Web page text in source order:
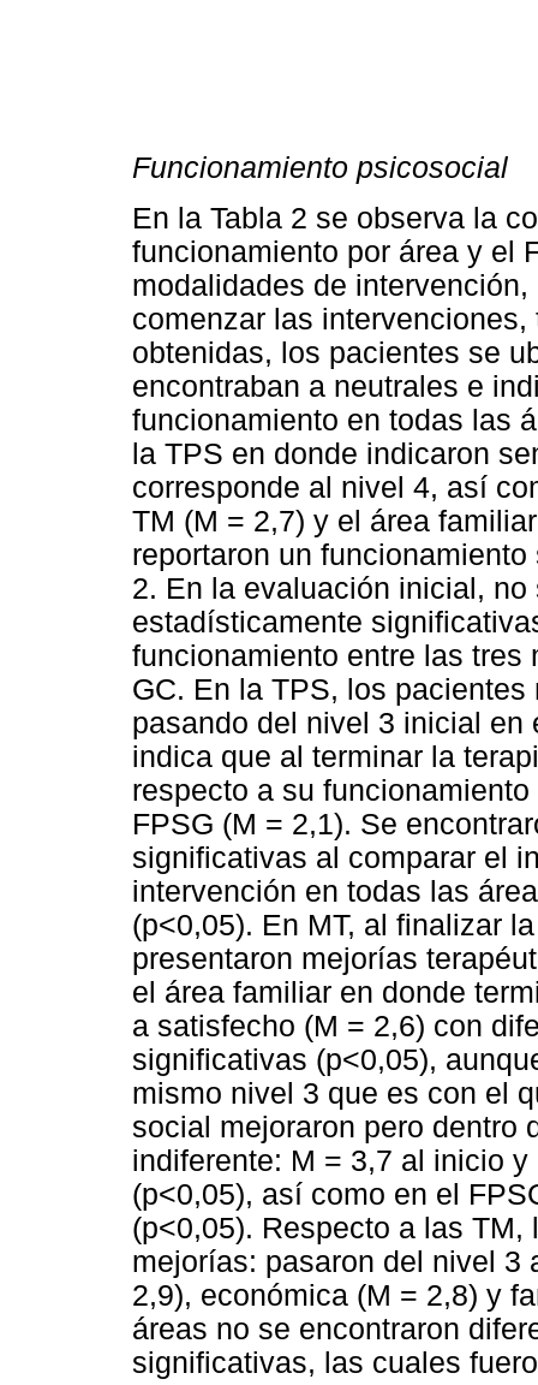
Funcionamiento psicosocial
En la Tabla 2 se observa la
funcionamiento por área y el
modalidades de
comenzar las
obtenidas, los pacientes se
encontraban a neutrales e
funcionamiento en todas las
la TPS en donde indicaron
corresponde al nivel 4, así
TM (M = 2,7) y el área
reportaron un
2. En la evaluación inicial,
estadísticamente
funcionamiento entre las
GC. En la TPS, los
pasando del nivel 3 inicial en
indica que al terminar la
respecto a su
FPSG (M = 2,1). Se
significativas al comparar el
intervención en todas las
(p<0,05). En MT, al finalizar
presentaron mejorías
el área familiar en donde
a satisfecho (M = 2,6) con
significativas (p<0,05),
mismo nivel 3 que es con el
social mejoraron pero dentro
indiferente: M = 3,7 al inicio
(p<0,05), así como en el
(p<0,05). Respecto a las
mejorías: pasaron del nivel 3
2,9), económica (M = 2,8) y
áreas no se encontraron
significativas, las cuales